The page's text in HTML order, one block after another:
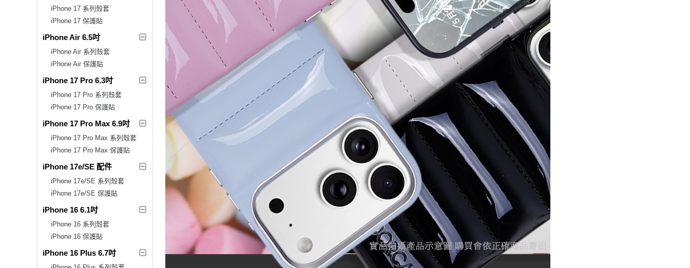
iPhone 17 系列殼套
iPhone 17 保護貼
iPhone Air 6.5吋
iPhone Air 系列殼套
iPhone Air 保護貼
iPhone 17 Pro 6.3吋
iPhone 17 Pro 系列殼套
iPhone 17 Pro 保護貼
iPhone 17 Pro Max 6.9吋
iPhone 17 Pro Max 系列殼套
iPhone 17 Pro Max 保護貼
iPhone 17e/SE 配件
iPhone 17e/SE 系列殼套
iPhone 17e/SE 保護貼
iPhone 16 6.1吋
iPhone 16 系列殼套
iPhone 16 保護貼
iPhone 16 Plus 6.7吋